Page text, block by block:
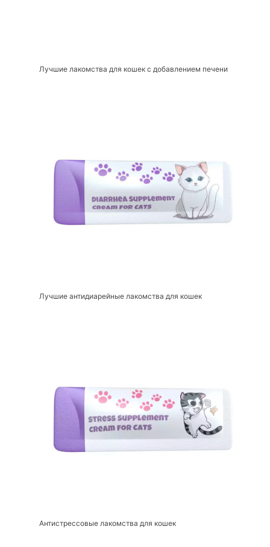
Лучшие лакомства для кошек с добавлением печени
Лучшие антидиарейные лакомства для кошек
Антистрессовые лакомства для кошек